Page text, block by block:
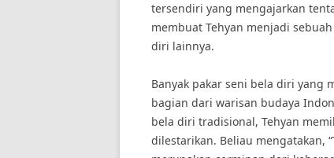
tersendiri yang mengajarkan
membuat Tehyan menjadi
diri lainnya.
Banyak pakar seni bela diri yang
bagian dari warisan budaya
bela diri tradisional, Tehyan
dilestarikan. Beliau mengatakan,